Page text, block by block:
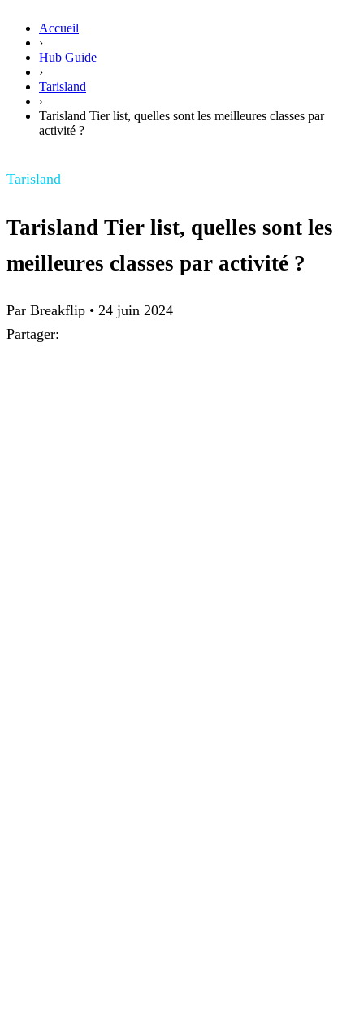
Accueil
›
Hub Guide
›
Tarisland
›
Tarisland Tier list, quelles sont les meilleures classes par
activité ?
Tarisland
Tarisland Tier list, quelles sont les
meilleures classes par activité ?
Par Breakflip • 24 juin 2024
Partager: